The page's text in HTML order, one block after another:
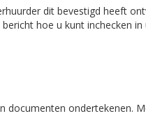
dit bevestigd heeft
hoe u kunt inchecken
documenten ondertekenen.